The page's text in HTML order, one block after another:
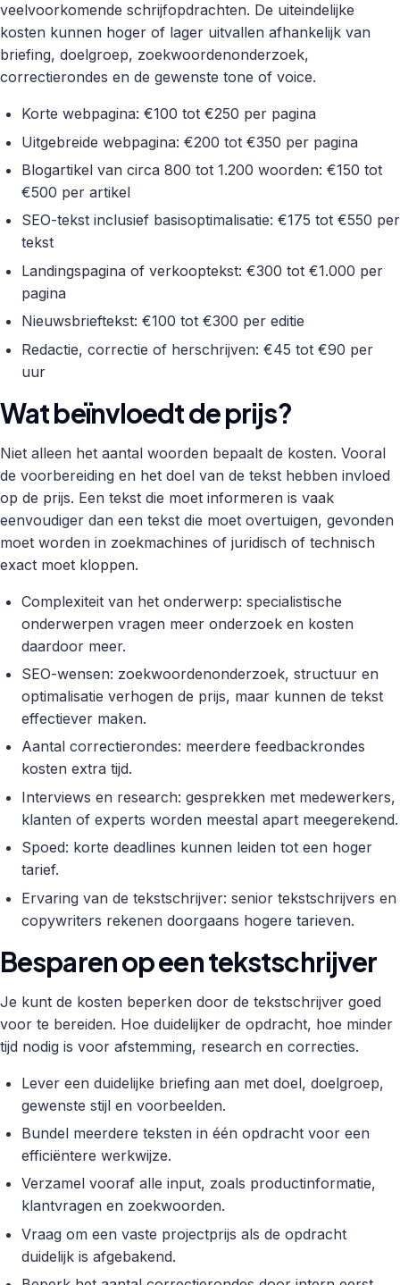
veelvoorkomende schrijfopdrachten. De uiteindelijke
kosten kunnen hoger of lager uitvallen afhankelijk van
briefing, doelgroep, zoekwoordenonderzoek,
correctierondes en de gewenste tone of voice.
Korte webpagina: €100 tot €250 per pagina
Uitgebreide webpagina: €200 tot €350 per pagina
Blogartikel van circa 800 tot 1.200 woorden: €150 tot
€500 per artikel
SEO-tekst inclusief basisoptimalisatie: €175 tot €550 per
tekst
Landingspagina of verkooptekst: €300 tot €1.000 per
pagina
Nieuwsbrieftekst: €100 tot €300 per editie
Redactie, correctie of herschrijven: €45 tot €90 per
uur
Wat beïnvloedt de prijs?
Niet alleen het aantal woorden bepaalt de kosten. Vooral
de voorbereiding en het doel van de tekst hebben invloed
op de prijs. Een tekst die moet informeren is vaak
eenvoudiger dan een tekst die moet overtuigen, gevonden
moet worden in zoekmachines of juridisch of technisch
exact moet kloppen.
Complexiteit van het onderwerp: specialistische
onderwerpen vragen meer onderzoek en kosten
daardoor meer.
SEO-wensen: zoekwoordenonderzoek, structuur en
optimalisatie verhogen de prijs, maar kunnen de tekst
effectiever maken.
Aantal correctierondes: meerdere feedbackrondes
kosten extra tijd.
Interviews en research: gesprekken met medewerkers,
klanten of experts worden meestal apart meegerekend.
Spoed: korte deadlines kunnen leiden tot een hoger
tarief.
Ervaring van de tekstschrijver: senior tekstschrijvers en
copywriters rekenen doorgaans hogere tarieven.
Besparen op een tekstschrijver
Je kunt de kosten beperken door de tekstschrijver goed
voor te bereiden. Hoe duidelijker de opdracht, hoe minder
tijd nodig is voor afstemming, research en correcties.
Lever een duidelijke briefing aan met doel, doelgroep,
gewenste stijl en voorbeelden.
Bundel meerdere teksten in één opdracht voor een
efficiëntere werkwijze.
Verzamel vooraf alle input, zoals productinformatie,
klantvragen en zoekwoorden.
Vraag om een vaste projectprijs als de opdracht
duidelijk is afgebakend.